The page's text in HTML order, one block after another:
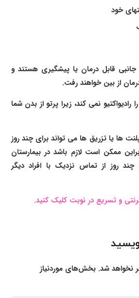
خود
قابل درمان یا پیشگیری هستند و
از بین خواهند رفت.
رادیواکتیو نمی کند، زیرا پرتو از بدن شما
ها یا تزریق ها می تواند برای چند روز
ممکن است لازم باشد در بیمارستان
چند روز از تماس نزدیک با افراد دیگر
و تسریع در نوبت کلیک کنید.
نخواهد شد. بخش‌های موردنیاز